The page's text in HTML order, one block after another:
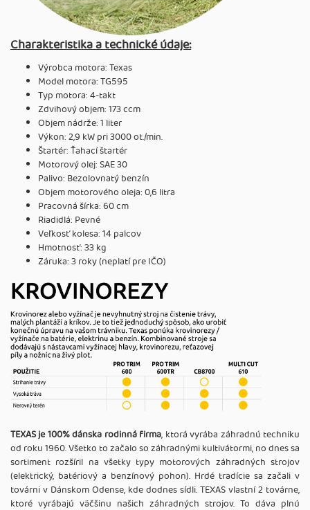
Charakteristika a technické údaje:
Výrobca motora: Texas
Model motora: TG595
Typ motora: 4-takt
Zdvihový objem: 173 ccm
Objem nádrže: 1 liter
Výkon: 2,9 kW pri 3000 ot./min.
Štartér: Ťahací štartér
Motorový olej: SAE 30
Palivo: Bezolovnatý benzín
Objem motorového oleja: 0,6 litra
Pracovná šírka: 60 cm
Riadidlá: Pevné
Veľkosť kolesa: 14 palcov
Hmotnosť: 33 kg
Záruka: 3 roky (neplatí pre IČO)
TEXAS je 100% dánska rodinná firma, ktorá vyrába záhradnú techniku
od roku 1960. Všetko to začalo so záhradnými kultivátormi, no dnes sa
sortiment rozšíril na všetky typy motorových záhradných strojov
(elektrický, batériový a benzínový pohon). Hrdé tradície sa začali v
továrni v Dánskom Odense, kde dodnes sídli. TEXAS vlastní 2 továrne,
ktoré vyrábajú väčšinu našich záhradných strojov. To dáva plnú